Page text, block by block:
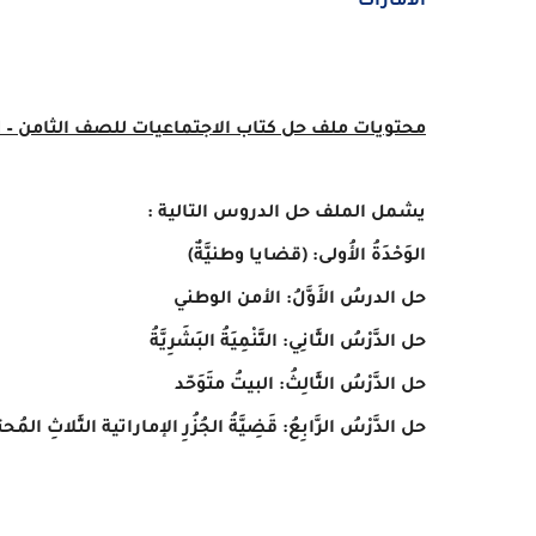
محتويات ملف حل كتاب الاجتماعيات للصف الثامن
يشمل الملف حل الدروس التالية :
الوَحْدَةُ الأُولى: (قضايا وطنيَّةٌ)
حل الدرسُ الأَوَّلُ: الأمن الوطني
حل الدَّرْسُ الثَّانِي: التَّنْمِيَةُ البَشَرِيَّةُ
حل الدَّرْسُ الثَّالِثُ: البيتُ متَوَحّد
حل الدَّرْسُ الرَّابِعُ: قَضِيَّةُ الجُزُرِ الإماراتية الثَّلاثِ